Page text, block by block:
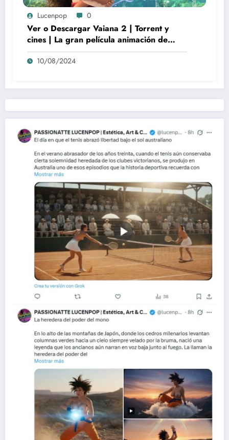
Lucenpop 0
Ver o Descargar Vaiana 2 | Torrent y
cines | La gran película animación de
culto Disney | *****
10/08/2024